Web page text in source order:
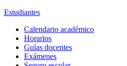
Estudiantes
Calendario académico
Horarios
Guías docentes
Exámenes